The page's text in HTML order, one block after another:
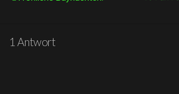
1 Antwort